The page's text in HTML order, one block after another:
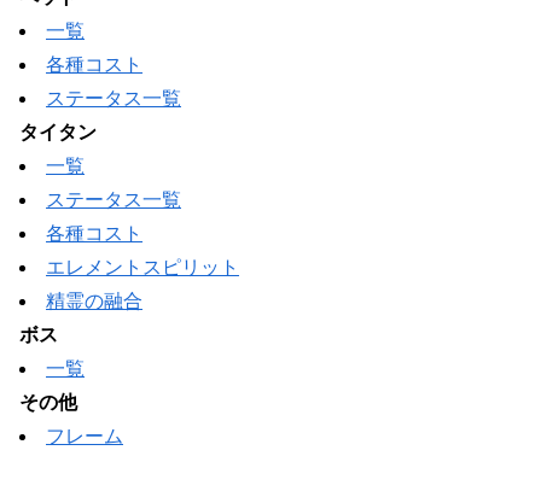
一覧
各種コスト
ステータス一覧
タイタン
一覧
ステータス一覧
各種コスト
エレメントスピリット
精霊の融合
ボス
一覧
その他
フレーム